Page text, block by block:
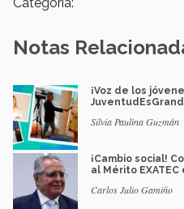
Notas
¡Voz de los
Silvia Paulina Guzmán
¡Cambio social!
al Mérito EXATEC
Carlos Julio Gamiño